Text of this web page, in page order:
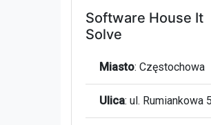
Software House It
Solve
Miasto: Częstochowa
Ulica: ul. Rumiankowa 5